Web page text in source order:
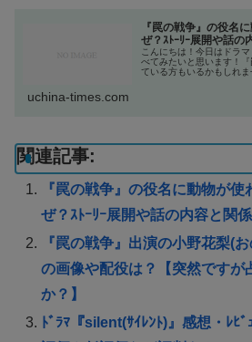
『罠の戦争』の役名
ぜ？ｽﾄｰﾘｰ展開や話の
こんにちは！今日はドラ
べてみたいと思います！
ている方もいるかもしれま
uchina-times.com
関連記事:
『罠の戦争』の役名に動物が
ぜ？ｽﾄｰﾘｰ展開や話の内容と関
『罠の戦争』出演の小野花梨(
の画像や配役は？【突然ですが
か？】
ﾄﾞﾗﾏ『silent(ｻｲﾚﾝﾄ)』感想・ﾚﾋ